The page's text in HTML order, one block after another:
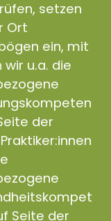
setzen
Ort
ein, mit
wir u.a. die
der
Seite der